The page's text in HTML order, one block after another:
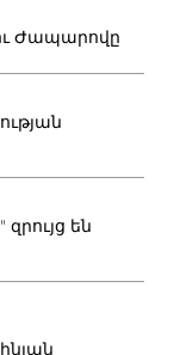
Ժապարովը
են